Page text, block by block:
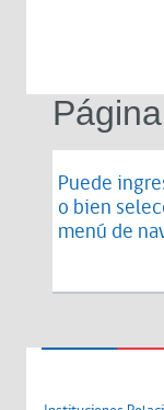
Puede
o bien
menú de